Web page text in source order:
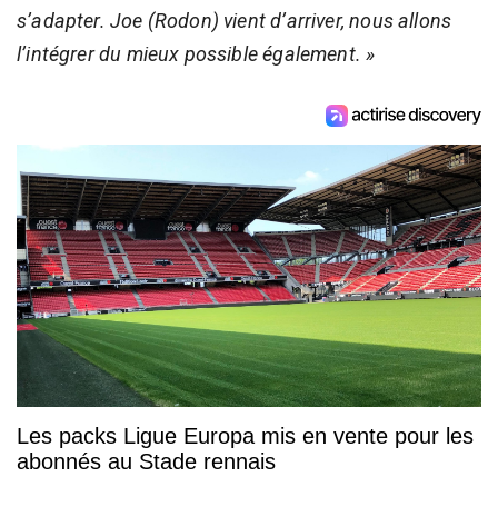
s’adapter. Joe (Rodon) vient d’arriver, nous allons
l’intégrer du mieux possible également. »
Les packs Ligue Europa mis en vente pour les
abonnés au Stade rennais